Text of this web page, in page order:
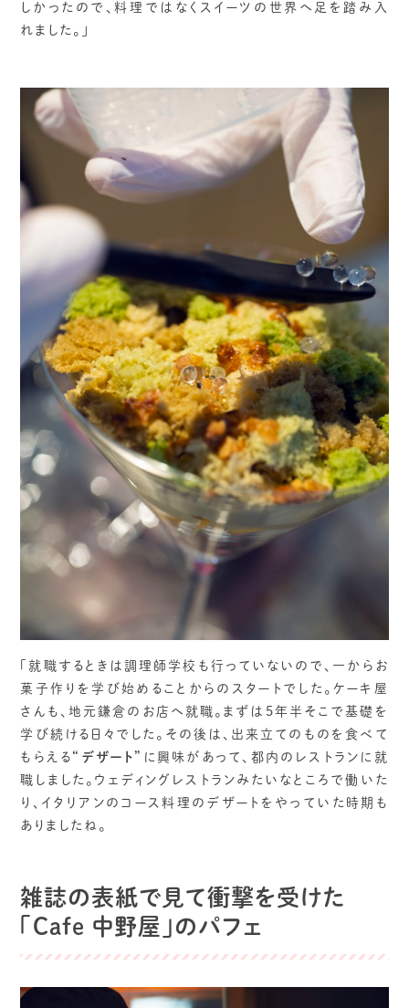
しかったので、料理ではなくスイーツの世界へ足を踏み入
れました。」
「就職するときは調理師学校も行っていないので、一からお
菓子作りを学び始めることからのスタートでした。ケーキ屋
さんも、地元鎌倉のお店へ就職。まずは5年半そこで基礎を
学び続ける日々でした。その後は、出来立てのものを食べて
もらえる“デザート” に興味があって、都内のレストランに就
職しました。ウェディングレストランみたいなところで働いた
り、イタリアンのコース料理のデザートをやっていた時期も
ありましたね。
雑誌の表紙で見て衝撃を受けた
「Cafe 中野屋」のパフェ